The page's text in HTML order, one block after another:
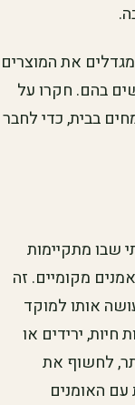
את המוצרים
בהם. חקרו על
בבית, כדי לחבר
שבו מתקיימות
מקומיים. זה
אותו למוקד
חיות, ירידים או
לחשוף את
עם האומנים